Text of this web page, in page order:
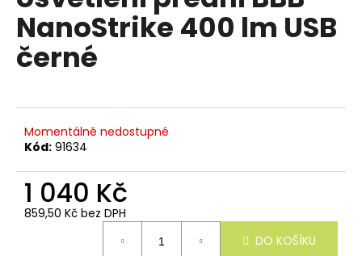
0,0
5
hvězdiček.
NanoStrike 400 lm USB
černé
Momentálně nedostupné
Kód: 91634
1 040 Kč
859,50 Kč bez DPH
DO KOŠÍKU
n
a
j
t
?
HLEDAT